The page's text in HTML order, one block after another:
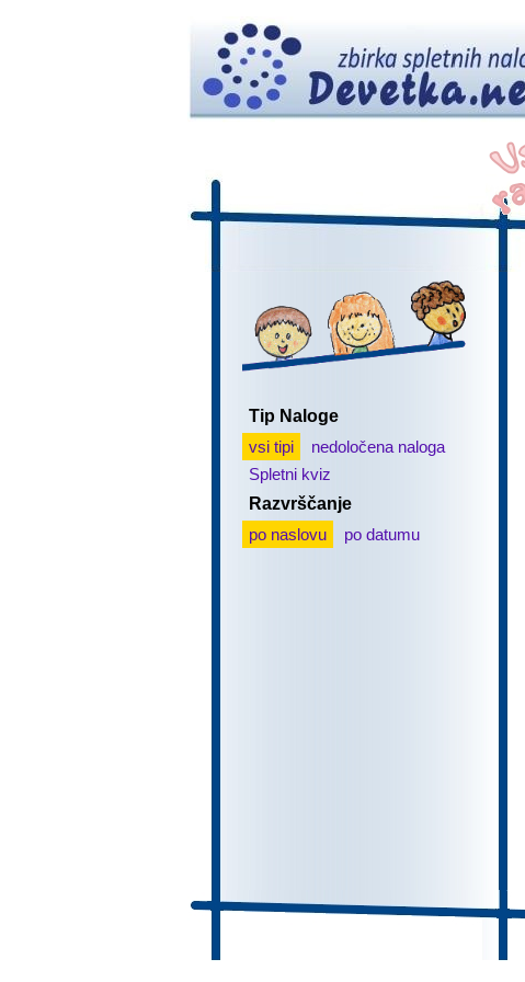
Tip Naloge
vsi tipi
nedoločena naloga
Spletni kviz
Razvrščanje
po naslovu
po datumu